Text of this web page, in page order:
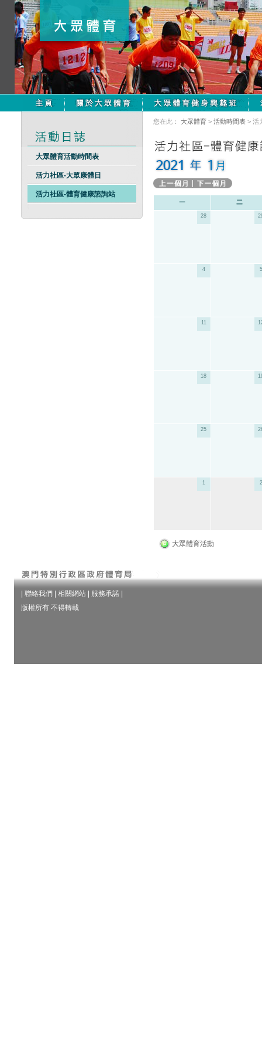
大眾體育活動時間表
活力社區-大眾康體日
活力社區-體育健康諮詢站
您在此： 大眾體育 > 活動時間表 > 活
28
4 5
11
18
25
1 2
大眾體育活動
聯絡我們 相關網站 服務承諾
版權所有 不得轉載